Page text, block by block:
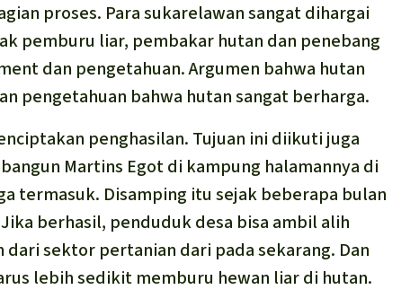
proses. Para sukarelawan sangat dihargai
pemburu liar, pembakar hutan dan penebang
dan pengetahuan. Argumen bahwa hutan
pengetahuan bahwa hutan sangat berharga.
penghasilan. Tujuan ini diikuti juga
Martins Egot di kampung halamannya di
termasuk. Disamping itu sejak beberapa bulan
berhasil, penduduk desa bisa ambil alih
sektor pertanian dari pada sekarang. Dan
lebih sedikit memburu hewan liar di hutan.